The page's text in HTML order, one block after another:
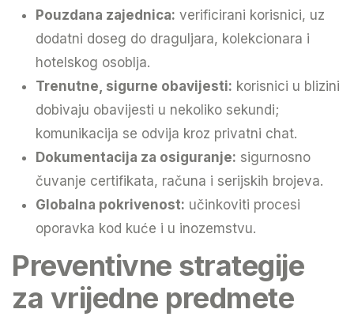
Pouzdana zajednica: verificirani korisnici, uz
dodatni doseg do draguljara, kolekcionara i
hotelskog osoblja.
Trenutne, sigurne obavijesti: korisnici u blizini
dobivaju obavijesti u nekoliko sekundi;
komunikacija se odvija kroz privatni chat.
Dokumentacija za osiguranje: sigurnosno
čuvanje certifikata, računa i serijskih brojeva.
Globalna pokrivenost: učinkoviti procesi
oporavka kod kuće i u inozemstvu.
Preventivne strategije
za vrijedne predmete